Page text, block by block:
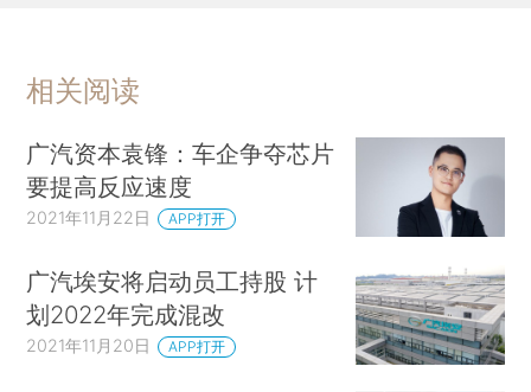
相关阅读
广汽资本袁锋：车企争夺芯片
要提高反应速度
2021年11月22日 APP打开
广汽埃安将启动员工持股 计
划2022年完成混改
2021年11月20日 APP打开